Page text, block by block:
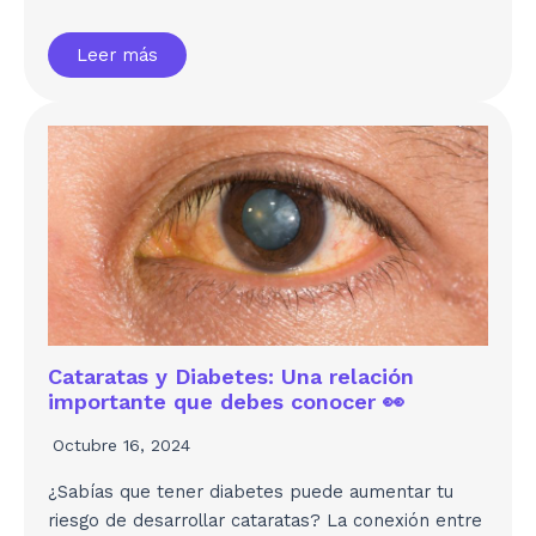
Leer más
Cataratas y Diabetes: Una relación
importante que debes conocer 👀
Octubre 16, 2024
¿Sabías que tener diabetes puede aumentar tu
riesgo de desarrollar cataratas? La conexión entre